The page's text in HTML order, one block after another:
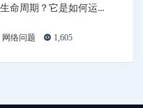
命周期？它是如何运作
网络问题 1,605